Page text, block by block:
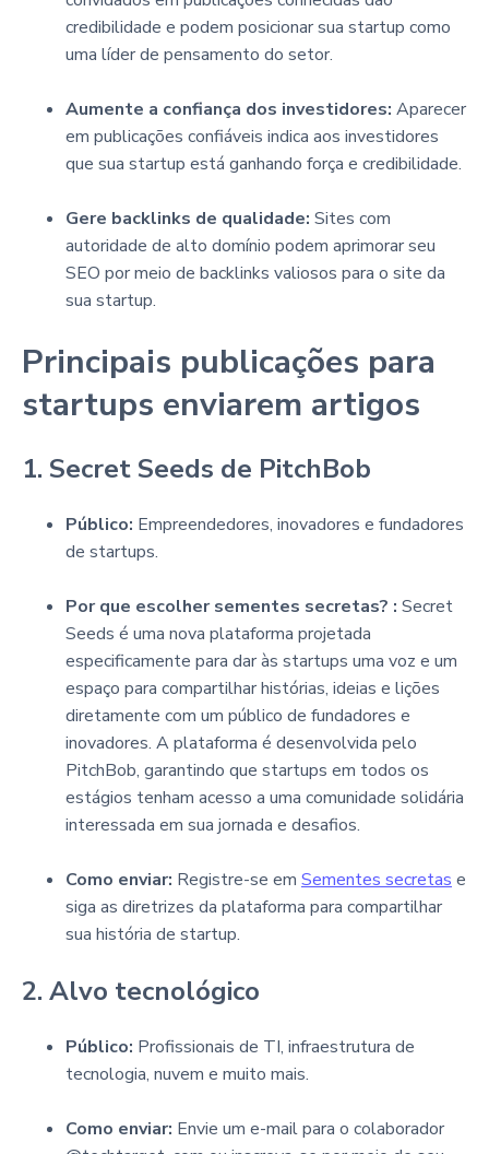
credibilidade e podem posicionar sua startup como
uma líder de pensamento do setor.
Aumente a confiança dos investidores: Aparecer
em publicações confiáveis indica aos investidores
que sua startup está ganhando força e credibilidade.
Gere backlinks de qualidade: Sites com
autoridade de alto domínio podem aprimorar seu
SEO por meio de backlinks valiosos para o site da
sua startup.
Principais publicações para
startups enviarem artigos
1. Secret Seeds de PitchBob
Público: Empreendedores, inovadores e fundadores
de startups.
Por que escolher sementes secretas? : Secret
Seeds é uma nova plataforma projetada
especificamente para dar às startups uma voz e um
espaço para compartilhar histórias, ideias e lições
diretamente com um público de fundadores e
inovadores. A plataforma é desenvolvida pelo
PitchBob, garantindo que startups em todos os
estágios tenham acesso a uma comunidade solidária
interessada em sua jornada e desafios.
Como enviar: Registre-se em Sementes secretas e
siga as diretrizes da plataforma para compartilhar
sua história de startup.
2. Alvo tecnológico
Público: Profissionais de TI, infraestrutura de
tecnologia, nuvem e muito mais.
Como enviar: Envie um e-mail para o colaborador